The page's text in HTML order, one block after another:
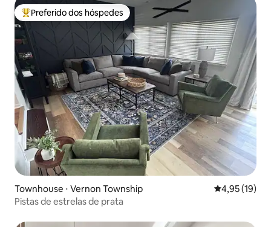
Entre os melhores preferidos dos hóspedes
Preferido dos hóspedes
Townhouse ⋅ Vernon Township 4,95 de uma
4,95 (19)
Pistas de estrelas de prata